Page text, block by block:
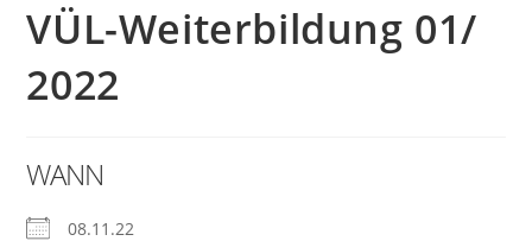
VÜL-Weiterbildung 01/
2022
WANN
08.11.22